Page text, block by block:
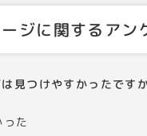
ジに関するアン
見つけやすかったです
た